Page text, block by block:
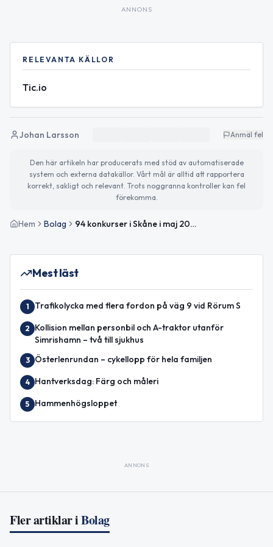
ANNONS
RELEVANTA KÄLLOR
Tic.io
Johan Larsson Anmäl fel
Den här artikeln har producerats med stöd av automatiserade
system och externa datakällor. Vårt mål är alltid att rapportera
korrekt, sakligt och relevant. Trots noggranna kontroller kan fel
förekomma.
Hem Bolag 94 konkurser i Skåne i maj 2026 — Malmö hårdast drabbat
Mest läst
1 Trafikolycka med flera fordon på väg 9 vid Rörum S
2
Kollision mellan personbil och A-traktor utanför
Simrishamn – två till sjukhus
3 Österlenrundan – cykellopp för hela familjen
4 Hantverksdag: Färg och måleri
5 Hammenhögsloppet
ANNONS
Fler artiklar iBolag